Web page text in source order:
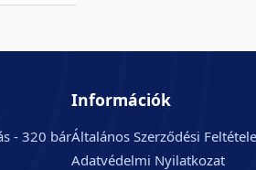
- 320 bár
Információk
Általános Szerződési
Adatvédelmi Nyilatkozat